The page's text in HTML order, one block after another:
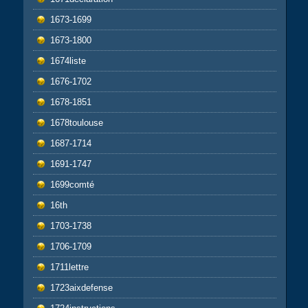
1673-1699
1673-1800
1674liste
1676-1702
1678-1851
1678toulouse
1687-1714
1691-1747
1699comté
16th
1703-1738
1706-1709
1711lettre
1723aixdefense